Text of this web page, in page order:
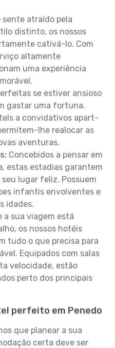
sente atraído pela
distinto, os nossos
cativá-lo. Com
altamente
uma experiência
se estiver ansioso
gastar uma fortuna.
a convidativos apart-
lhe realocar as
aventuras.
Concebidos a pensar em
estas estadias garantem
lugar feliz. Possuem
infantis envolventes e
idades.
a sua viagem está
os nossos hotéis
tudo o que precisa para
Equipados com salas
velocidade, estão
perto dos principais
perfeito em Penedo
que planear a sua
certa deve ser